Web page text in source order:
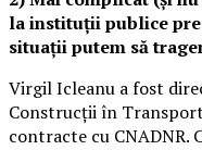
la instituții publice
situații putem să
Virgil Icleanu a fost
Construcții în
contracte cu CNADNR.